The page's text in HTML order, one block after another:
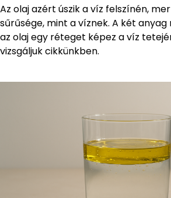
Az olaj azért úszik a víz felszínén,
sűrűsége, mint a víznek. A két
az olaj egy réteget képez a víz
vizsgáljuk cikkünkben.